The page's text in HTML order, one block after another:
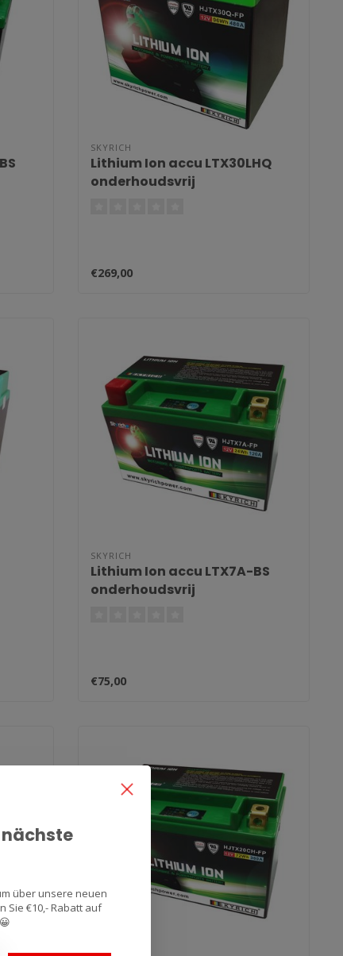
SKYRICH
Lithium Ion accu LTX30LHQ
onderhoudsvrij
€269,00
SKYRICH
Lithium Ion accu LTX7A-BS
onderhoudsvrij
€75,00
über unsere neuen
Sie €10,- Rabatt auf